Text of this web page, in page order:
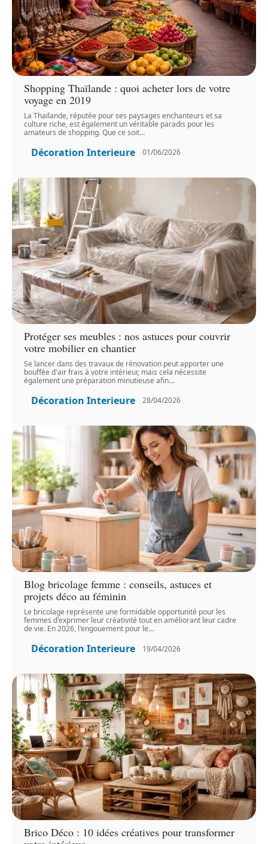
Shopping Thaïlande : quoi acheter lors de votre
voyage en 2019
La Thaïlande, réputée pour ses paysages enchanteurs et sa
culture riche, est également un véritable paradis pour les
amateurs de shopping. Que ce soit…
Décoration Interieure 01/06/2026
Protéger ses meubles : nos astuces pour couvrir
votre mobilier en chantier
Se lancer dans des travaux de rénovation peut apporter une
bouffée d'air frais à votre intérieur, mais cela nécessite
également une préparation minutieuse afin…
Décoration Interieure 28/04/2026
Blog bricolage femme : conseils, astuces et
projets déco au féminin
Le bricolage représente une formidable opportunité pour les
femmes d'exprimer leur créativité tout en améliorant leur cadre
de vie. En 2026, l'engouement pour le…
Décoration Interieure 19/04/2026
Brico Déco : 10 idées créatives pour transformer